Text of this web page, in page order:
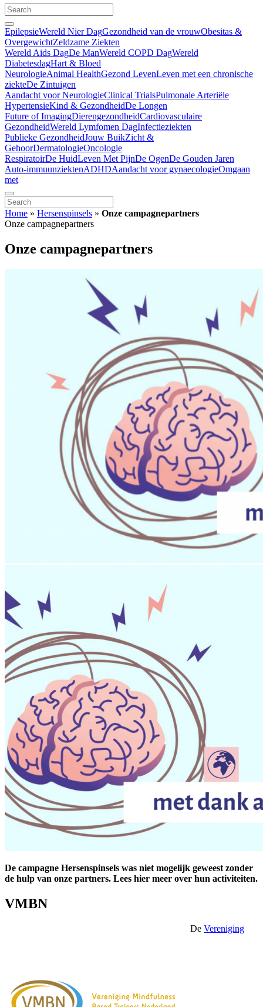
EpilepsieWereld Nier DagGezondheid van de vrouwObesitas &
OvergewichtZeldzame Ziekten
Wereld Aids DagDe ManWereld COPD DagWereld
DiabetesdagHart & Bloed
NeurologieAnimal HealthGezond LevenLeven met een chronische
ziekteDe Zintuigen
Aandacht voor NeurologieClinical TrialsPulmonale Arteriële
HypertensieKind & GezondheidDe Longen
Future of ImagingDierengezondheidCardiovasculaire
GezondheidWereld Lymfomen DagInfectieziekten
Publieke GezondheidJouw BuikZicht &
GehoorDermatologieOncologie
RespiratoirDe HuidLeven Met PijnDe OgenDe Gouden Jaren
Auto-immuunziektenADHDAandacht voor gynaecologieOmgaan
met
Home » Hersenspinsels » Onze campagnepartners
Onze campagnepartners
Onze campagnepartners
De campagne Hersenspinsels was niet mogelijk geweest zonder
de hulp van onze partners. Lees hier meer over hun activiteiten.
VMBN
De Vereniging